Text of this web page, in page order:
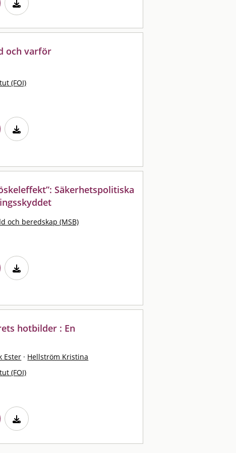
och varför
(FOI)
Säkerhetspolitiska
och beredskap (MSB)
hotbilder : En
Ester · Hellström Kristina
(FOI)